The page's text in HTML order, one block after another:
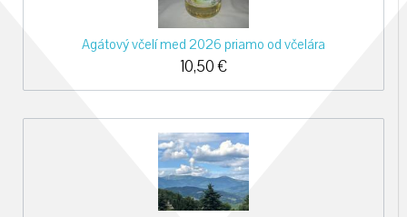
Agátový včelí med 2026 priamo od včelára
10,50 €